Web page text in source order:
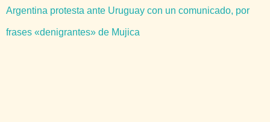
Argentina protesta ante Uruguay con un comunicado, por
frases «denigrantes» de Mujica